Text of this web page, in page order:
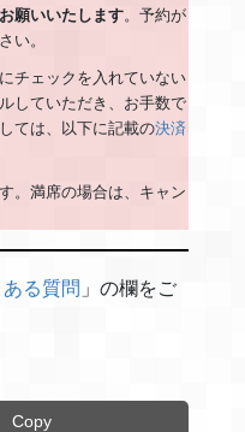
願いいたします。予約が
い。
チェックを入れていない
していただき、お手数で
ては、以下に記載の決済
。満席の場合は、キャン
ある質問 」の欄をご
Copy